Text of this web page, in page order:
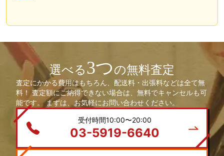
選べる3つの無料査定
査定にかかる費用はもちろん、配送料・出張料などは全て無
料！ 査定額にご納得できない場合は、無料でキャンセルも可
能です。 まずは、お気軽にお問い合わせください。
受付時間10:00〜20:00
03-5919-6640